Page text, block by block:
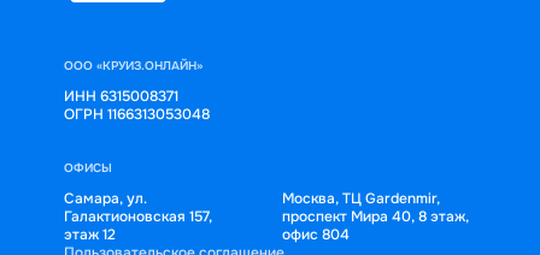
ООО «КРУИЗ.ОНЛАЙН»
ИНН 6315008371
ОГРН 1166313053048
ОФИСЫ
Самара, ул.
Галактионовская 157,
этаж 12
Москва, ТЦ Gardenmir,
проспект Мира 40, 8 этаж,
офис 804